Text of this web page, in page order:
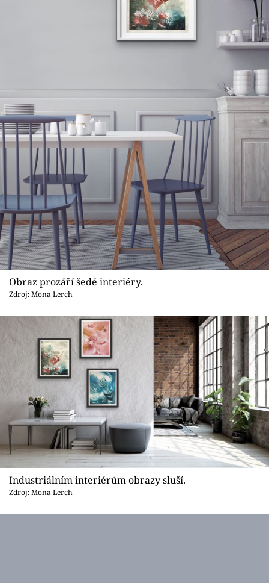
Obraz prozáří šedé interiéry.
Zdroj: Mona Lerch
Industriálním interiérům obrazy sluší.
Zdroj: Mona Lerch